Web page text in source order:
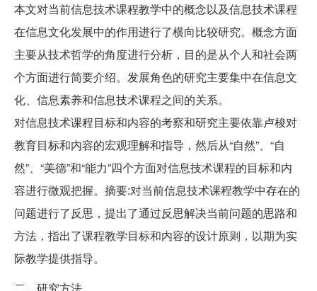
本文对当前信息技术课程教学中的概念以及信息技术课程
在信息文化发展中的作用进行了横向比较研究。概念方面
主要从技术哲学的角度进行分析，目的是从个人和社会两
个方面进行简要介绍。发展角色的研究主要集中在信息文
化、信息素养和信息技术课程之间的关系。
对信息技术课程目标和内容的考察和研究主要依靠卢梭对
教育目标和内容的宏观理解和指导，然后从“自然”、“自
然”、“美德”和“能力”四个方面对信息技术课程的目标和内
容进行微观把握。摘要:对当前信息技术课程教学中存在的
问题进行了反思，提出了通过反思解决当前问题的思路和
方法，指出了课程教学目标和内容的设计原则，以期为实
际教学提供指导。